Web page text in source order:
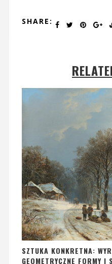
SHARE:
SZTUKA KONKRETNA:
GEOMETRYCZNE FORMY I